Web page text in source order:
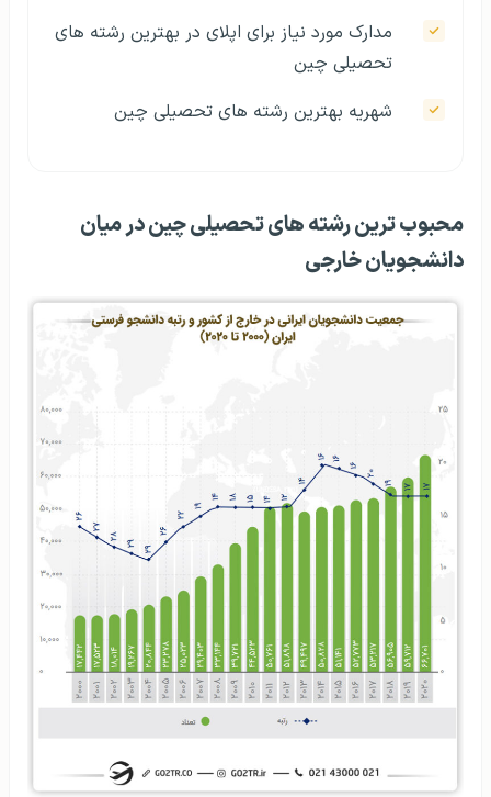
مدارک مورد نیاز برای اپلای در بهترین رشته های
تحصیلی چین
شهریه بهترین رشته های تحصیلی چین
محبوب ترین رشته های تحصیلی چین در میان
دانشجویان خارجی